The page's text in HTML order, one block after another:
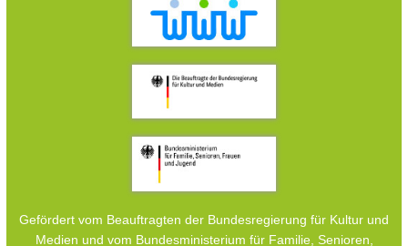
Gefördert vom Beauftragten der Bundesregierung für Kultur und
Medien und vom Bundesministerium für Familie, Senioren,